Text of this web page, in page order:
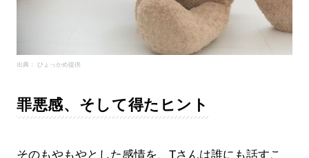
出典： ひょっかめ提供
罪悪感、そして得たヒント
そのもやもやとした感情を、Tさんは誰にも話すこ